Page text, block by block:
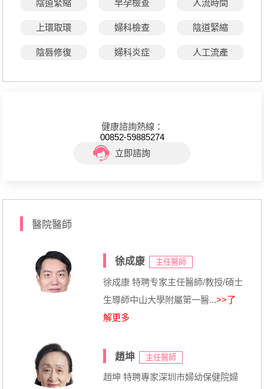
陰道緊縮 早孕檢查 人流時間
上環取環 婦科檢查 陰道緊縮
陰唇修復 婦科炎症 人工流產
健康諮詢熱線：
00852-59885274
立即諮詢
醫院醫師
徐成康 主任醫師
徐成康 特聘专家主任醫師/教授/碩士
生導師中山大學附屬第一醫...>>了
解更多
趙坤 主任醫師
趙坤 特聘專家深圳市婦幼保健院婦